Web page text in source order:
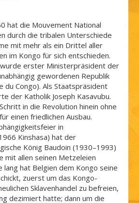
hat die Mouvement National
durch die tribalen Unterschiede
mit mehr als ein Drittel aller
im Kongo für sich entschieden.
erster Ministerpräsident der
gewordenen Republik
du Congo). Als Staatspräsident
der Katholik Joseph Kasavubu.
in die Revolution hinein ohne
einen friedlichen Ausbau.
in
Kinshasa) hat der
König Baudoin (1930–1993)
mit allen seinen Metzeleien
lang hat Belgien dem Kongo seine
zuerst um das Kongo-
Sklavenhandel zu befreien,
dezimiert hatte; dann um die